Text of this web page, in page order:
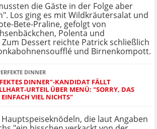
die Gäste in der Folge aber
Los ging es mit Wildkräutersalat und
Bete-Praline, gefolgt von
Polenta und
Dessert reichte Patrick schließlich
und Birnenkompott.
DINNER
DINNER"-KANDIDAT FÄLLT
URTEIL ÜBER MENÜ: "SORRY, DAS
VIEL NICHTS"
die laut Angaben